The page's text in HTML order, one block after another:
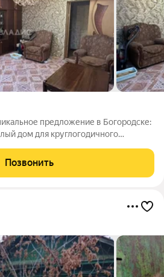
предложение в Богородске:
дом для круглогодичного
тех, кто ищет спокойствие и
году,
Позвонить